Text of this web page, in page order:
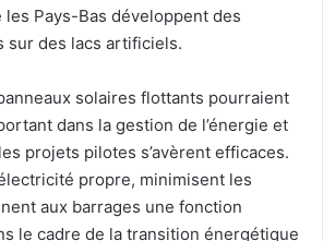
Pays-Bas développent des
sur des lacs artificiels.
solaires flottants pourraient
dans la gestion de l’énergie et
projets pilotes s’avèrent efficaces.
propre, minimisent les
aux barrages une fonction
le cadre de la transition énergétique